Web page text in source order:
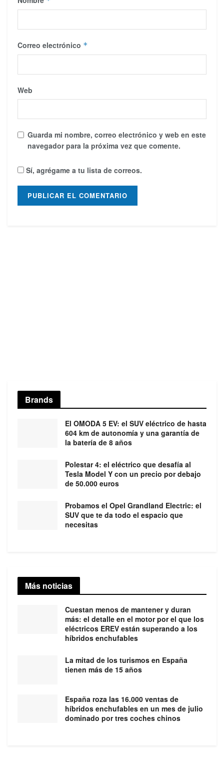
Correo electrónico *
Web
Guarda mi nombre, correo electrónico y web en este
navegador para la próxima vez que comente.
Sí, agrégame a tu lista de correos.
Brands
El OMODA 5 EV: el SUV eléctrico de hasta
604 km de autonomía y una garantía de
la batería de 8 años
Polestar 4: el eléctrico que desafía al
Tesla Model Y con un precio por debajo
de 50.000 euros
Probamos el Opel Grandland Electric: el
SUV que te da todo el espacio que
necesitas
Más noticias
Cuestan menos de mantener y duran
más: el detalle en el motor por el que los
eléctricos EREV están superando a los
híbridos enchufables
La mitad de los turismos en España
tienen más de 15 años
España roza las 16.000 ventas de
híbridos enchufables en un mes de julio
dominado por tres coches chinos